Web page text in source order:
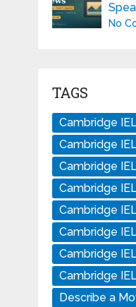
No
TAGS
Cambridge
Cambridge
Cambridge
Cambridge
Cambridge
Cambridge
Cambridge
Cambridge
Describe a